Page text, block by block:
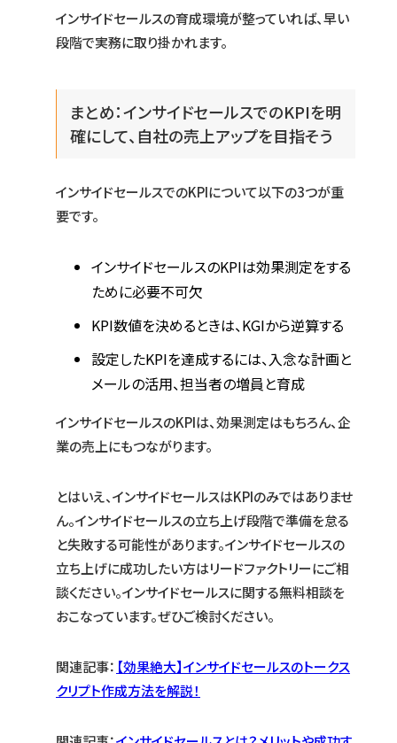
インサイドセールスの育成環境が整っていれば、早い
段階で実務に取り掛かれます。
まとめ：インサイドセールスでのKPIを明
確にして、自社の売上アップを目指そう
インサイドセールスでのKPIについて以下の3つが重
要です。
インサイドセールスのKPIは効果測定をする
ために必要不可欠
KPI数値を決めるときは、KGIから逆算する
設定したKPIを達成するには、入念な計画と
メールの活用、担当者の増員と育成
インサイドセールスのKPIは、効果測定はもちろん、企
業の売上にもつながります。
とはいえ、インサイドセールスはKPIのみではありませ
ん。インサイドセールスの立ち上げ段階で準備を怠る
と失敗する可能性があります。インサイドセールスの
立ち上げに成功したい方はリードファクトリーにご相
談ください。インサイドセールスに関する無料相談を
おこなっています。ぜひご検討ください。
関連記事： 【効果絶大】インサイドセールスのトークス
クリプト作成方法を解説！